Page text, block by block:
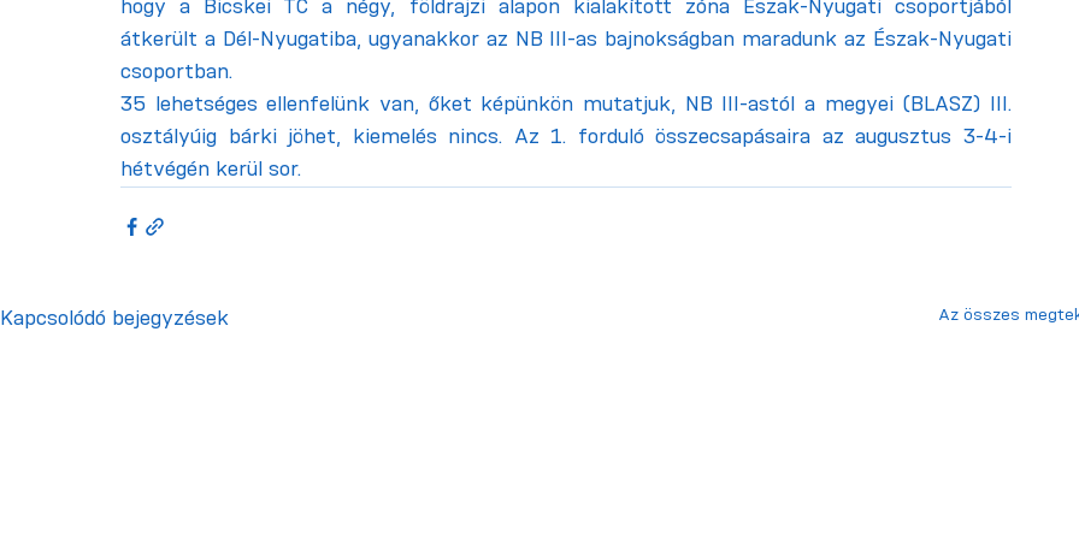
hogy a Bicskei TC a négy, földrajzi alapon kialakított zóna Észak-Nyugati csoportjából
átkerült a Dél-Nyugatiba, ugyanakkor az NB III-as bajnokságban maradunk az Észak-Nyugati
csoportban.
35 lehetséges ellenfelünk van, őket képünkön mutatjuk, NB III-astól a megyei (BLASZ) III.
osztályúig bárki jöhet, kiemelés nincs. Az 1. forduló összecsapásaira az augusztus 3-4-i
hétvégén kerül sor.
Kapcsolódó bejegyzések Az összes